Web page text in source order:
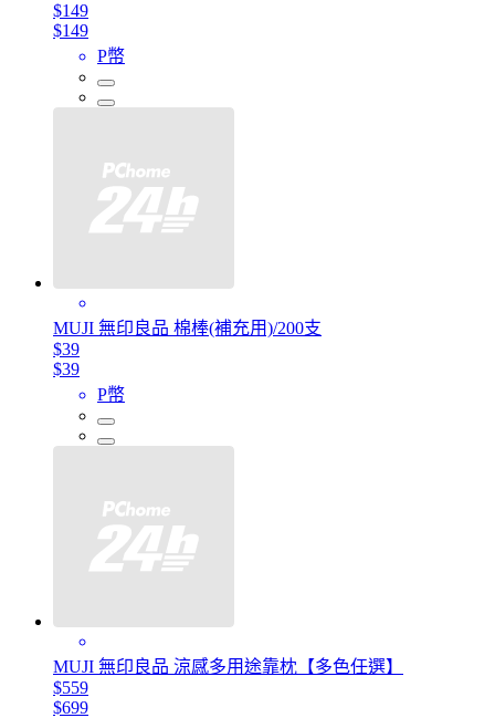
$149
$149
P幣
MUJI 無印良品 棉棒(補充用)/200支
$39
$39
P幣
MUJI 無印良品 涼感多用途靠枕【多色任選】
$559
$699